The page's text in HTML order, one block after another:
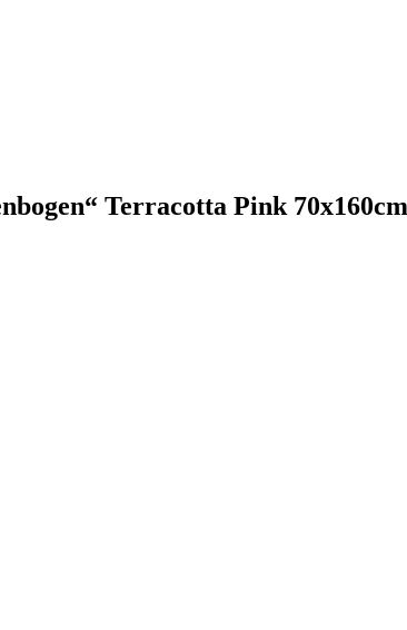
Terracotta Pink 70x160cm